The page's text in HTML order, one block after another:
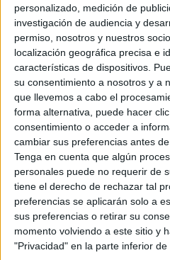
personalizado, medición de
investigación de audiencia y
permiso, nosotros y nuestros
localización geográfica precisa e
características de dispositivos.
su consentimiento a nosotros y a
que llevemos a cabo el
forma alternativa, puede hacer
consentimiento o acceder a
cambiar sus preferencias antes
Tenga en cuenta que algún
personales puede no requerir de
tiene el derecho de rechazar tal
preferencias se aplicarán solo a
sus preferencias o retirar su
momento volviendo a este sitio y
"Privacidad" en la parte inferior de
Packaging Promocional